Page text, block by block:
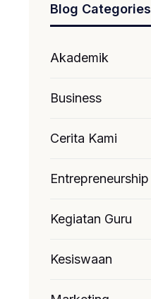
Blog Categories
Akademik
Business
Cerita Kami
Entrepreneurship
Kegiatan Guru
Kesiswaan